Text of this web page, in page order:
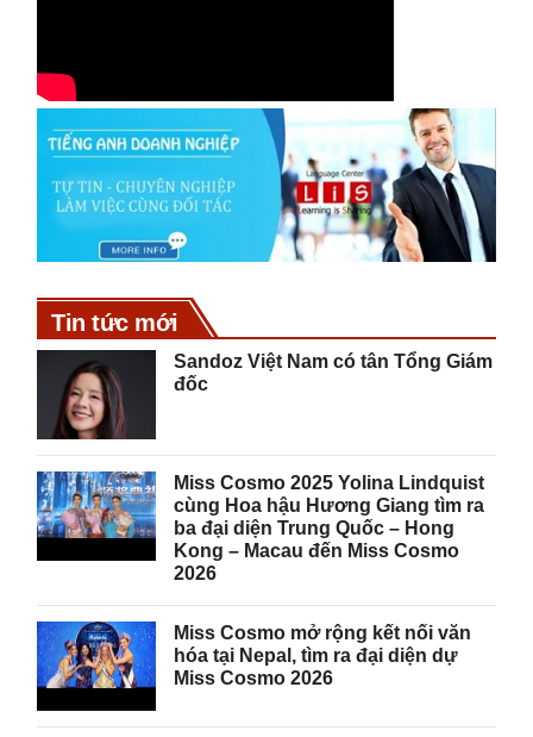
Tin tức mới
Sandoz Việt Nam có tân Tổng Giám
đốc
Miss Cosmo 2025 Yolina Lindquist
cùng Hoa hậu Hương Giang tìm ra
ba đại diện Trung Quốc – Hong
Kong – Macau đến Miss Cosmo
2026
Miss Cosmo mở rộng kết nối văn
hóa tại Nepal, tìm ra đại diện dự
Miss Cosmo 2026